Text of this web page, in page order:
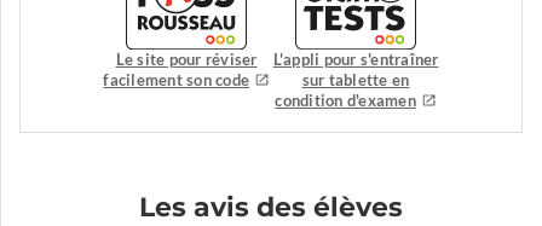
Le site pour réviser
facilement son code
L'appli pour s'entraîner
sur tablette en
condition d'examen
Les avis des élèves